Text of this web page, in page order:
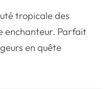
Mariage
🎢Parc d'attraction
tropicale des
enchanteur. Parfait
en quête